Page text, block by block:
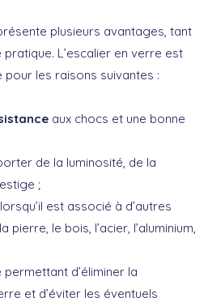
plusieurs avantages, tant
L’escalier en verre est
les raisons suivantes :
aux chocs et une bonne
de la luminosité, de la
;
est associé à d’autres
pierre, le bois, l’acier, l’aluminium,
d’éliminer la
et d’éviter les éventuels